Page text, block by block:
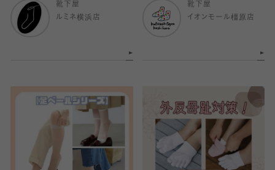
靴下屋
ルミネ横浜店
靴下屋
イオンモール橿原店